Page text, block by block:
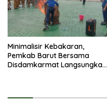
Minimalisir Kebakaran,
Pemkab Barut Bersama
Disdamkarmat Langsungkan